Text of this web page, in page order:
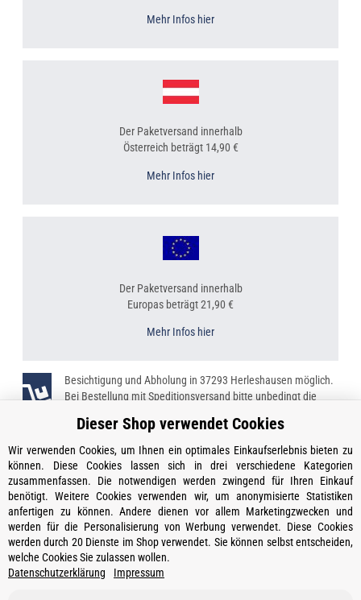
Mehr Infos hier
Der Paketversand innerhalb
Österreich beträgt 14,90 €
Mehr Infos hier
Der Paketversand innerhalb
Europas beträgt 21,90 €
Mehr Infos hier
Besichtigung und Abholung in 37293 Herleshausen möglich.
Bei Bestellung mit Speditionsversand bitte unbedingt die
Kontakt
Öffnungszeiten
Informationen
Ein Partner von
Dieser Shop verwendet Cookies
Wir verwenden Cookies, um Ihnen ein optimales Einkaufserlebnis bieten zu
können. Diese Cookies lassen sich in drei verschiedene Kategorien
zusammenfassen. Die notwendigen werden zwingend für Ihren Einkauf
benötigt. Weitere Cookies verwenden wir, um anonymisierte Statistiken
anfertigen zu können. Andere dienen vor allem Marketingzwecken und
werden für die Personalisierung von Werbung verwendet. Diese Cookies
werden durch 20 Dienste im Shop verwendet. Sie können selbst entscheiden,
welche Cookies Sie zulassen wollen.
Datenschutzerklärung Impressum